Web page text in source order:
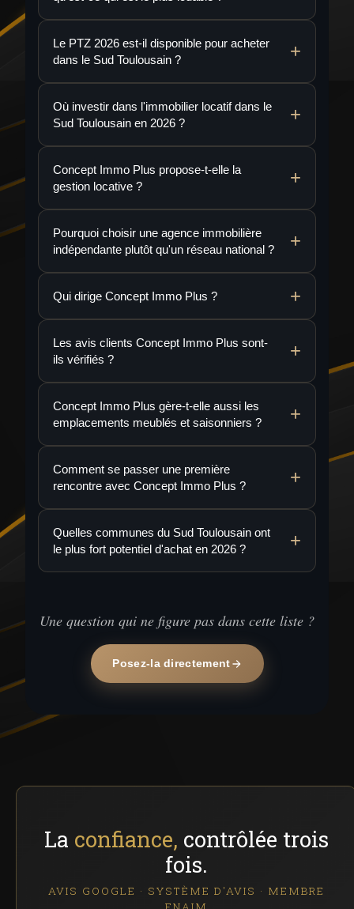
Le PTZ 2026 est-il disponible pour acheter
dans le Sud Toulousain ?
Où investir dans l'immobilier locatif dans le
Sud Toulousain en 2026 ?
Concept Immo Plus propose-t-elle la
gestion locative ?
Pourquoi choisir une agence immobilière
indépendante plutôt qu'un réseau national ?
Qui dirige Concept Immo Plus ?
Les avis clients Concept Immo Plus sont-
ils vérifiés ?
Concept Immo Plus gère-t-elle aussi les
emplacements meublés et saisonniers ?
Comment se passer une première
rencontre avec Concept Immo Plus ?
Quelles communes du Sud Toulousain ont
le plus fort potentiel d'achat en 2026 ?
Une question qui ne figure pas dans cette liste ?
Posez-la directement
La confiance, contrôlée trois
fois.
AVIS GOOGLE · SYSTÈME D'AVIS · MEMBRE